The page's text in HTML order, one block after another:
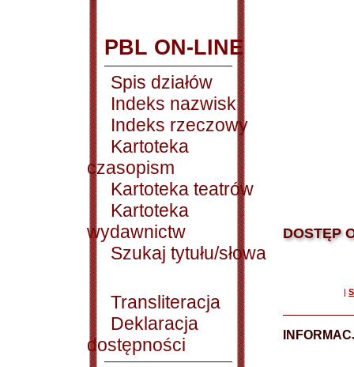
PBL ON-LINE
Spis działów
Indeks nazwisk
Indeks rzeczowy
Kartoteka
czasopism
Kartoteka teatrów
Kartoteka
wydawnictw
Szukaj tytułu/słowa
Transliteracja
Deklaracja
dostępności
DOSTĘP
|